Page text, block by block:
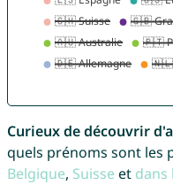
Curieux de découvrir
quels prénoms sont les
Belgique, Suisse et dans